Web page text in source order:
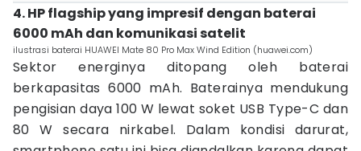
4. HP flagship yang impresif dengan baterai
6000 mAh dan komunikasi satelit
ilustrasi baterai HUAWEI Mate 80 Pro Max Wind Edition (huawei.com)
Sektor energinya ditopang oleh baterai
berkapasitas 6000 mAh. Baterainya mendukung
pengisian daya 100 W lewat soket USB Type-C dan
80 W secara nirkabel. Dalam kondisi darurat,